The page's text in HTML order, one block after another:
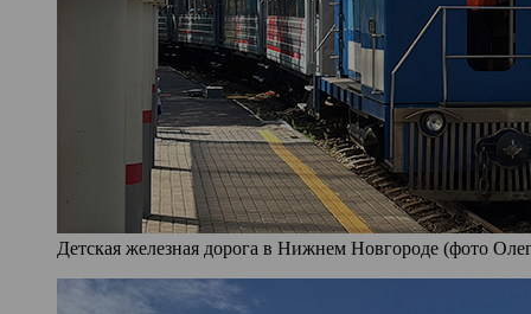
Детская железная дорога в Нижнем Новгороде (фото